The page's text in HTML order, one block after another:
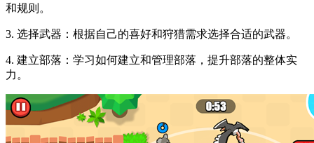
和规则。
3. 选择武器：根据自己的喜好和狩猎需求选择合适的武器。
4. 建立部落：学习如何建立和管理部落，提升部落的整体实
力。